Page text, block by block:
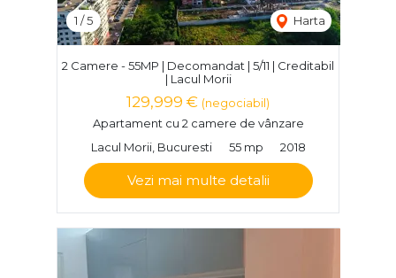
1 /5 Harta
2 Camere - 55MP | Decomandat | 5/11 | Creditabil
| Lacul Morii
129,999 € (negociabil)
Apartament cu 2 camere de vânzare
Lacul Morii, Bucuresti
55 mp 2018
Vezi mai multe detalii